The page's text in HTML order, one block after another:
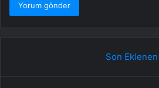
Son Eklenen